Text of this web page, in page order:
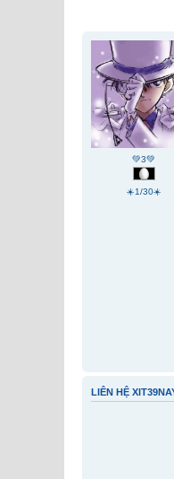
💚3💚
☀️1/30☀️
LIÊN HỆ